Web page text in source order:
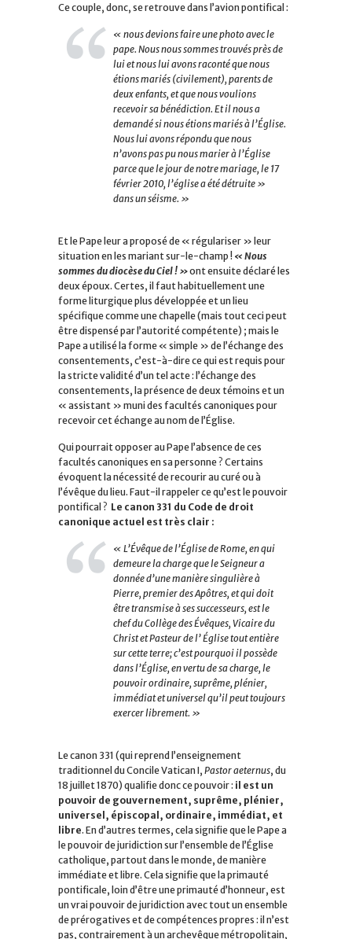
Ce couple, donc, se retrouve dans l’avion pontifical :
« nous devions faire une photo avec le
pape. Nous nous sommes trouvés près de
lui et nous lui avons raconté que nous
étions mariés (civilement), parents de
deux enfants, et que nous voulions
recevoir sa bénédiction. Et il nous a
demandé si nous étions mariés à l’Église.
Nous lui avons répondu que nous
n’avons pas pu nous marier à l’Église
parce que le jour de notre mariage, le 17
février 2010, l’église a été détruite »
dans un séisme. »
Et le Pape leur a proposé de « régulariser » leur
situation en les mariant sur-le-champ ! « Nous
sommes du diocèse du Ciel ! »ont ensuite déclaré les
deux époux. Certes, il faut habituellement une
forme liturgique plus développée et un lieu
spécifique comme une chapelle (mais tout ceci peut
être dispensé par l’autorité compétente) ; mais le
Pape a utilisé la forme « simple » de l’échange des
consentements, c’est-à-dire ce qui est requis pour
la stricte validité d’un tel acte : l’échange des
consentements, la présence de deux témoins et un
« assistant » muni des facultés canoniques pour
recevoir cet échange au nom de l’Église.
Qui pourrait opposer au Pape l’absence de ces
facultés canoniques en sa personne ? Certains
évoquent la nécessité de recourir au curé ou à
l’évêque du lieu. Faut-il rappeler ce qu’est le pouvoir
pontifical ? Le canon 331 du Code de droit
canonique actuel est très clair :
« L’Évêque de l’Église de Rome, en qui
demeure la charge que le Seigneur a
donnée d’une manière singulière à
Pierre, premier des Apôtres, et qui doit
être transmise à ses successeurs, est le
chef du Collège des Évêques, Vicaire du
Christ et Pasteur de l’ Église tout entière
sur cette terre; c’est pourquoi il possède
dans l’Église, en vertu de sa charge, le
pouvoir ordinaire, suprême, plénier,
immédiat et universel qu’il peut toujours
exercer librement. »
Le canon 331 (qui reprend l’enseignement
traditionnel du Concile Vatican I, Pastor aeternus, du
18 juillet 1870) qualifie donc ce pouvoir : il est un
pouvoir de gouvernement, suprême, plénier,
universel, épiscopal, ordinaire, immédiat, et
libre. En d’autres termes, cela signifie que le Pape a
le pouvoir de juridiction sur l’ensemble de l’Église
catholique, partout dans le monde, de manière
immédiate et libre. Cela signifie que la primauté
pontificale, loin d’être une primauté d’honneur, est
un vrai pouvoir de juridiction avec tout un ensemble
de prérogatives et de compétences propres : il n’est
pas, contrairement à un archevêque métropolitain,